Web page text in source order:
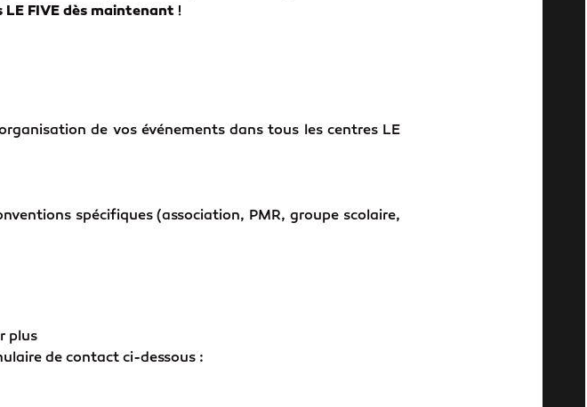
FIVE dès maintenant !
de vos événements dans tous les centres LE
spécifiques (association, PMR, groupe scolaire,
plus
de contact ci-dessous :